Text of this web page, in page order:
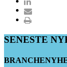
SENESTE